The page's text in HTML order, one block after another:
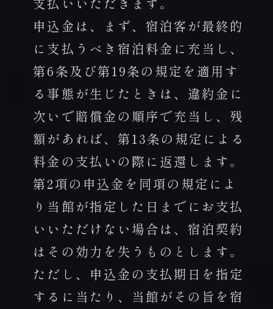
申込金は、まず、宿泊客が最終的
に支払うべき宿泊料金に充当し、
第6条及び第19条の規定を適用す
る事態が生じたときは、違約金に
次いで賠償金の順序で充当し、残
額があれば、第13条の規定による
料金の支払いの際に返還します。
第2項の申込金を同項の規定によ
り当館が指定した日までにお支払
いいただけない場合は、宿泊契約
はその効力を失うものとします。
ただし、申込金の支払期日を指定
するに当たり、当館がその旨を宿